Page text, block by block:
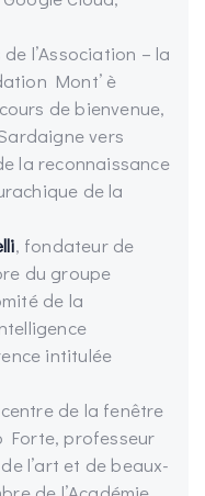
l’Association – la
Mont’ è
de bienvenue,
vers
la reconnaissance
de la
, fondateur de
du groupe
de la
intitulée
de la fenêtre
Forte, professeur
l’art et de beaux-